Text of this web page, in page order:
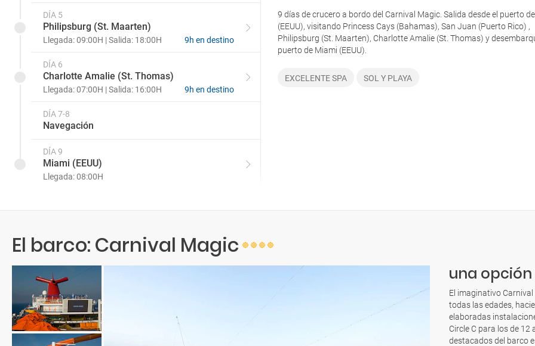
DÍA 5
Philipsburg (St. Maarten)
Llegada: 09:00H | Salida: 18:00H 9h en destino
DÍA 6
Charlotte Amalie (St. Thomas)
Llegada: 07:00H | Salida: 16:00H 9h en destino
DÍA 7-8
Navegación
DÍA 9
Miami (EEUU)
Llegada: 08:00H
9 días de crucero a bordo del Carnival Magic. Salida desde el puerto
(EEUU), visitando Princess Cays (Bahamas), San Juan (Puerto Rico) ,
Philipsburg (St. Maarten), Charlotte Amalie (St. Thomas) y
puerto de Miami (EEUU).
EXCELENTE SPA SOL Y PLAYA
El barco: Carnival Magic
una
El imaginativo
todas las edades,
elaboradas
Circle C para los de
destacados del barco